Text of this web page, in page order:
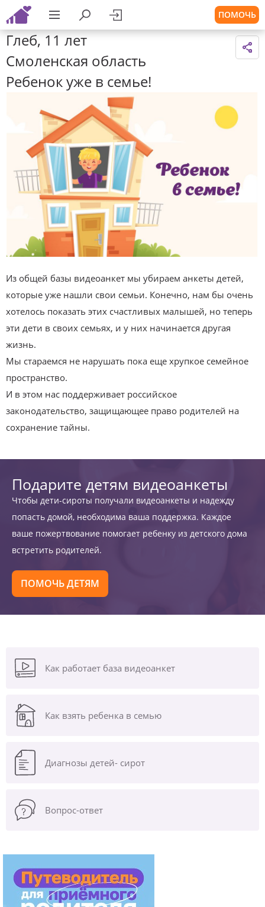
ПОМОЧЬ
Глеб, 11 лет
Смоленская область
Ребенок уже в семье!
Из общей базы видеоанкет мы убираем анкеты детей,
которые уже нашли свои семьи. Конечно, нам бы очень
хотелось показать этих счастливых малышей, но теперь
эти дети в своих семьях, и у них начинается другая
жизнь.
Мы стараемся не нарушать пока еще хрупкое семейное
пространство.
И в этом нас поддерживает российское
законодательство, защищающее право родителей на
сохранение тайны.
Подарите детям видеоанкеты
Чтобы дети-сироты получали видеоанкеты и надежду
попасть домой, необходима ваша поддержка. Каждое
ваше пожертвование помогает ребенку из детского дома
встретить родителей.
ПОМОЧЬ ДЕТЯМ
Как работает база видеоанкет
Как взять ребенка в семью
Диагнозы детей- сирот
Вопрос-ответ